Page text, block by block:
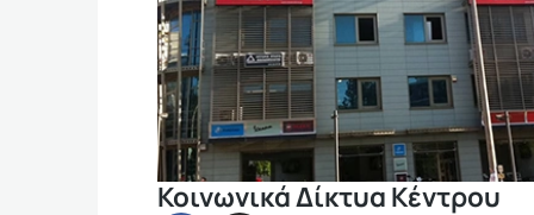
Κοινωνικά Δίκτυα Κέντρου